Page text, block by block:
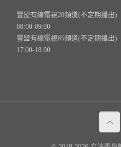
豐盟有線電視20頻道(不定期播出)
08:00-09:00
豐盟有線電視85頻道(不定期播出)
17:00-18:00